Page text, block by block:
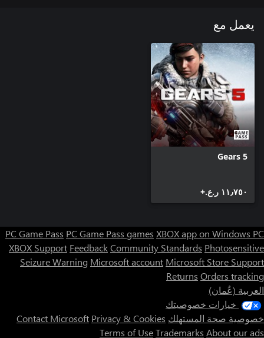
يعمل مع
Gears 5
١١٫٧٥٠ ر.ع.‏+
PC Game Pass PC Game Pass games XBOX app on Windows PC
XBOX Support FeedbackCommunity Standards Photosensitive
Seizure Warning Microsoft account Microsoft Store Support
Returns Orders tracking
العربية (عُمان)
خيارات خصوصيتك
خصوصية صحة المستهلك
Contact Microsoft Privacy & Cookies
Terms of UseTrademarks About our ads